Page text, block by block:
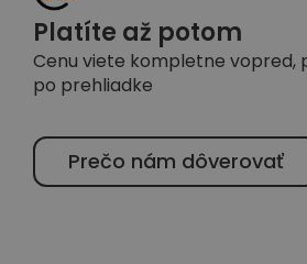
Platíte až potom
Cenu viete kompletne vopred,
po prehliadke
Prečo nám dôverovať